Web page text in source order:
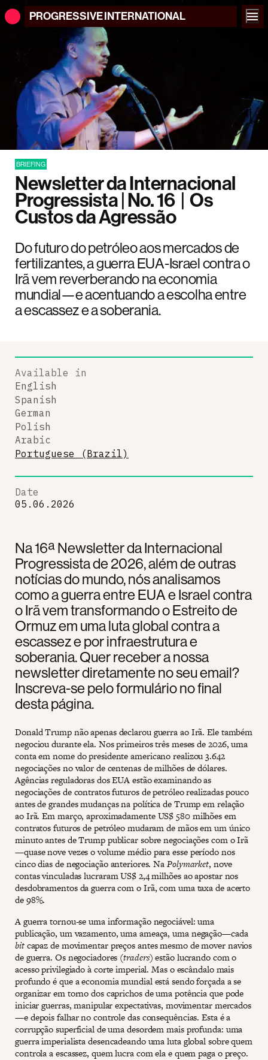
PROGRESSIVEINTERNATIONAL
BRIEFING
Newsletter da Internacional
Progressista | No. 16 | Os
Custos da Agressão
Do futuro do petróleo aos mercados de
fertilizantes, a guerra EUA-Israel contra o
Irã vem reverberando na economia
mundial—e acentuando a escolha entre
a escassez e a soberania.
Na 16ª Newsletter da Internacional
Progressista de 2026, além de outras
notícias do mundo, nós analisamos
como a guerra entre EUA e Israel contra
o Irã vem transformando o Estreito de
Ormuz em uma luta global contra a
escassez e por infraestrutura e
soberania. Quer receber a nossa
newsletter diretamente no seu email?
Inscreva-se pelo formulário no final
desta página.
Donald Trump não apenas declarou guerra ao Irã. Ele também
negociou durante ela. Nos primeiros três meses de 2026, uma
conta em nome do presidente americano realizou 3.642
negociações no valor de centenas de milhões de dólares.
Agências reguladoras dos EUA estão examinando as
negociações de contratos futuros de petróleo realizadas pouco
antes de grandes mudanças na política de Trump em relação
ao Irã. Em março, aproximadamente US$ 580 milhões em
contratos futuros de petróleo mudaram de mãos em um único
minuto antes de Trump publicar sobre negociações com o Irã
—quase nove vezes o volume médio para esse período nos
cinco dias de negociação anteriores. NaPolymarket, nove
contas vinculadas lucraram US$ 2,4 milhões ao apostar nos
desdobramentos da guerra com o Irã, com uma taxa de acerto
de 98%.
A guerra tornou-se uma informação negociável: uma
publicação, um vazamento, uma ameaça, uma negação—cada
bitcapaz de movimentar preços antes mesmo de mover navios
de guerra. Os negociadores (traders) estão lucrando com o
acesso privilegiado à corte imperial. Mas o escândalo mais
profundo é que a economia mundial está sendo forçada a se
organizar em torno dos caprichos de uma potência que pode
iniciar guerras, manipular expectativas, movimentar mercados
—e depois falhar no controle das consequências. Esta é a
corrupção superficial de uma desordem mais profunda: uma
guerra imperialista desencadeando uma luta global sobre quem
controla a escassez, quem lucra com ela e quem paga o preço.
Available in
English
Spanish
German
Polish
Arabic
Portuguese (Brazil)
Date
05.06.2026